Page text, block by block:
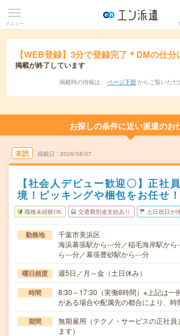
メニュー
【WEB登録】3分で登録完了＊DMの仕分
掲載が終了しています
掲載時の情報は、 ページ下部 からご覧いただ
お探しの条件に近い派遣のお
未読 掲載日 2026/08/07
【社会人デビュー歓迎〇】正社
境！ピッキングや梱包をお任せ！
職種未経験OK 交通費別途支給あり 土日祝日が
勤務地
千葉市美浜区
海浜幕張駅から---分／稲毛海岸駅か
ら---分／幕張豊砂駅から---分
曜日頻度 週5日／月～金（土日休み）
時間
8:30～17:30（実働8時間）※上記は一
がある場合や配属先の都合により、
期間
無期雇用（テクノ・サービスの正社員
ます）